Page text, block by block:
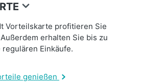
Vorteilskarte profitieren Sie
erhalten Sie bis zu
regulären Einkäufe.
genießen